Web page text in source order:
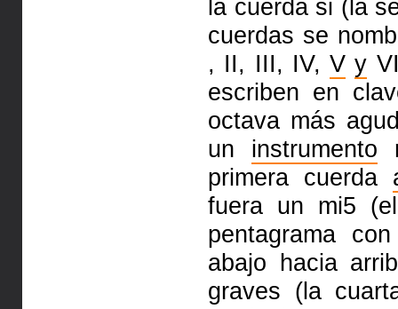
la cuerda si (la
cuerdas se
, II, III, IV,V y
escriben en
octava más
un instrumento
primera cuerda
fuera un mi5
pentagrama
abajo hacia
graves (la